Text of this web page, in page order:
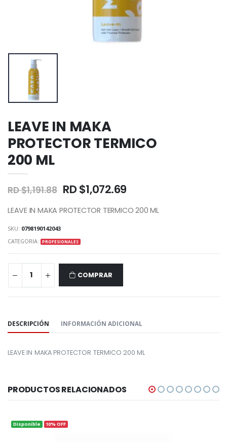
LEAVE IN MAKA
PROTECTOR TERMICO
200 ML
RD $1,191.88 RD $1,072.69
LEAVE IN MAKA PROTECTOR TERMICO 200 ML
SKU: 0798190142043
CATEGORIA: PROFESIONALES
COMPRAR
DESCRIPCIÓN INFORMACIÓN ADICIONAL
LEAVE IN MAKA PROTECTOR TERMICO 200 ML
PRODUCTOS RELACIONADOS
Disponible 10% OFF